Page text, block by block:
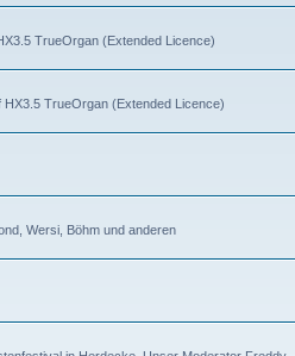
TrueOrgan (Extended Licence)
TrueOrgan (Extended Licence)
Wersi, Böhm und anderen